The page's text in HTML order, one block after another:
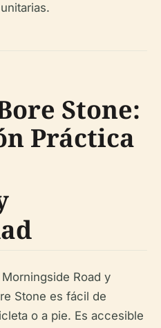
Stone:
Práctica
Road y
Stone es fácil de
o a pie. Es accesible